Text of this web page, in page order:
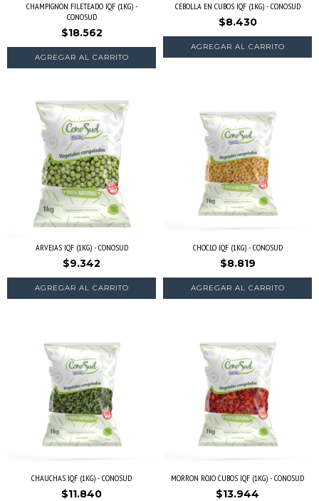
CHAMPIGNON FILETEADO IQF (1KG) -
CONOSUD
$18.562
CEBOLLA EN CUBOS IQF (1KG) - CONOSUD
$8.430
AGREGAR AL CARRITO
ARVEJAS IQF (1KG) - CONOSUD
$9.342
AGREGAR AL CARRITO
CHOCLO IQF (1KG) - CONOSUD
$8.819
CHAUCHAS IQF (1KG) - CONOSUD
$11.840
MORRON ROJO CUBOS IQF (1KG) - CONOSUD
$13.944